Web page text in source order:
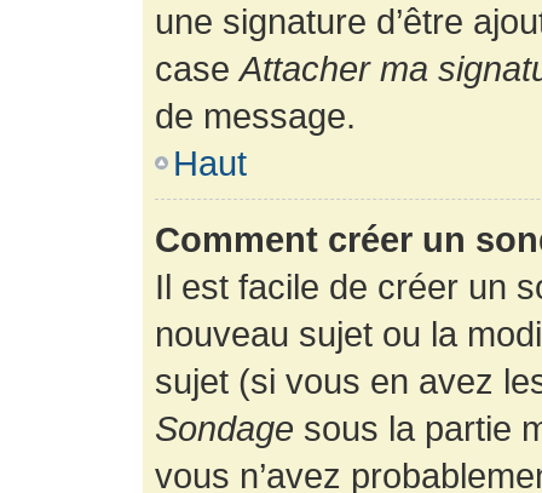
une signature d’être
caseAttacher ma
de message.
Haut
Comment créer un
Il est facile de créer un
nouveau sujet ou la
sujet (si vous en avez
Sondage sous la partie
vous n’avez